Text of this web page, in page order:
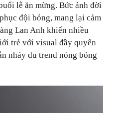
lễ ăn mừng. Bức ảnh đời
đội bóng, mang lại cảm
Lan Anh khiến nhiều
trẻ với visual đầy quyến
nhảy đu trend nóng bỏng